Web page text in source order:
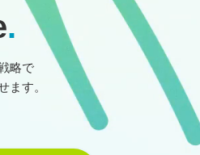
.
略で
ます。